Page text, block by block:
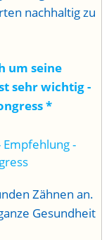
nachhaltig zu
um seine
sehr wichtig -
*
Zähnen an.
Gesundheit